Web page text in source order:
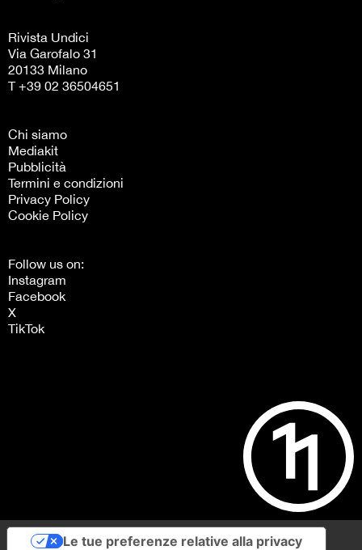
Rivista Undici
Via Garofalo 31
20133 Milano
T +39 02 36504651
Chi siamo
Mediakit
Pubblicità
Termini e condizioni
Privacy Policy
Cookie Policy
Follow us on:
Instagram
Facebook
X
TikTok
Le tue preferenze relative alla privacy